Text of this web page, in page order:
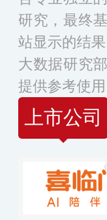
研究，最终
站显示的结
大数据研究
提供参考使用
上市公司